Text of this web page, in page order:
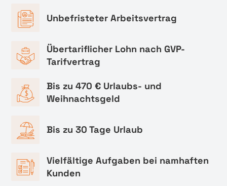
Unbefristeter Arbeitsvertrag
Übertariflicher Lohn nach GVP-
Tarifvertrag
Bis zu 470 € Urlaubs- und
Weihnachtsgeld
Bis zu 30 Tage Urlaub
Vielfältige Aufgaben bei namhaften
Kunden